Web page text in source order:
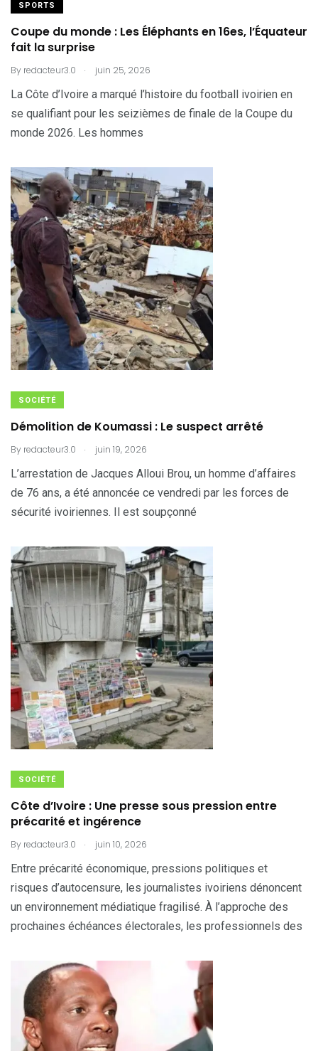
SPORTS
Coupe du monde : Les Éléphants en 16es, l’Équateur
fait la surprise
By redacteur3.0 . juin 25, 2026
La Côte d’Ivoire a marqué l’histoire du football ivoirien en
se qualifiant pour les seizièmes de finale de la Coupe du
monde 2026. Les hommes
SOCIÉTÉ
Démolition de Koumassi : Le suspect arrêté
By redacteur3.0 . juin 19, 2026
L’arrestation de Jacques Alloui Brou, un homme d’affaires
de 76 ans, a été annoncée ce vendredi par les forces de
sécurité ivoiriennes. Il est soupçonné
SOCIÉTÉ
Côte d’Ivoire : Une presse sous pression entre
précarité et ingérence
By redacteur3.0 . juin 10, 2026
Entre précarité économique, pressions politiques et
risques d’autocensure, les journalistes ivoiriens dénoncent
un environnement médiatique fragilisé. À l’approche des
prochaines échéances électorales, les professionnels des